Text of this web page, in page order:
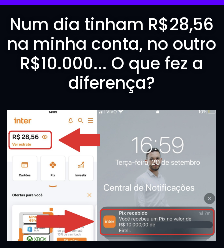
Num dia tinham R$28,56
na minha conta, no outro
R$10.000... O que fez a
diferença?